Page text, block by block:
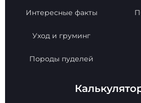
Интересные факты
Уход и груминг
Породы пуделей